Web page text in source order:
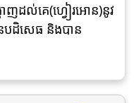
ដល់គេ(ហ្វៀរអោន)នូវ
បដិសេធ និងបាន